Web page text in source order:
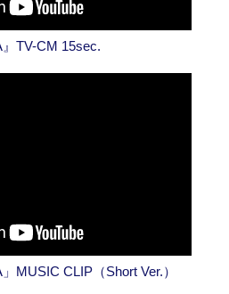
TV-CM 15sec.
MUSIC CLIP（Short Ver.）